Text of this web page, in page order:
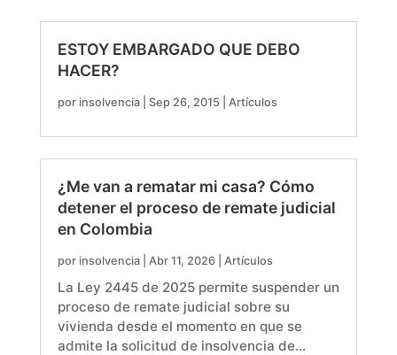
ESTOY EMBARGADO QUE DEBO
HACER?
por insolvencia| Sep 26, 2015 Artículos
¿Me van a rematar mi casa? Cómo
detener el proceso de remate judicial
en Colombia
por insolvencia| Abr 11, 2026| Artículos
La Ley 2445 de 2025 permite suspender un
proceso de remate judicial sobre su
vivienda desde el momento en que se
admite la solicitud de insolvencia de…